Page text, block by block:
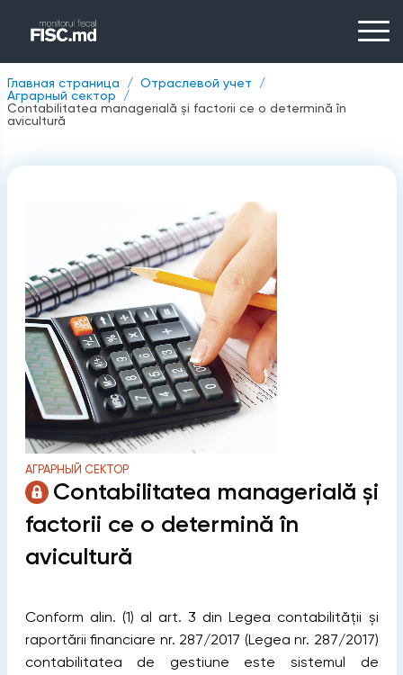
Главная страница
Отраслевой учет
Аграрный сектор
Contabilitatea managerială și factorii ce o determină în
avicultură
АГРАРНЫЙ СЕКТОР
Contabilitatea managerială și
factorii ce o determină în
avicultură
Conform alin. (1) al art. 3 din Legea contabilității și
raportării financiare nr. 287/2017 (Legea nr. 287/2017)
contabilitatea de gestiune este sistemul de